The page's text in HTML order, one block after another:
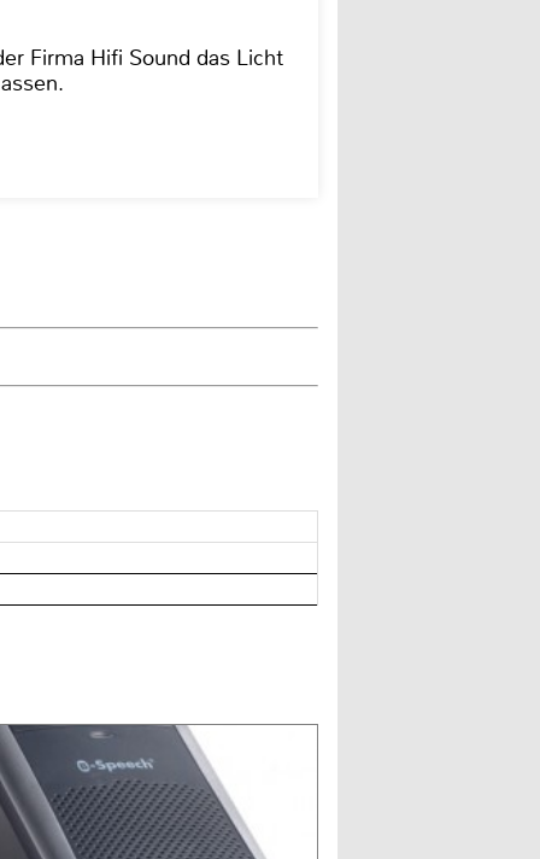
Firma Hifi Sound das Licht